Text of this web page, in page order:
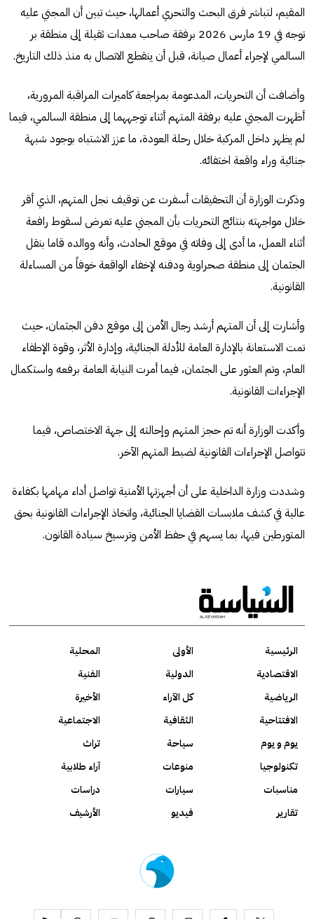
المقيم، لتباشر فرق البحث والتحري أعمالها، حيث تبين أن المجني عليه
توجه في 19 مارس 2026 برفقة صاحب معدات ثقيلة إلى منطقة بر
السالمي لإجراء أعمال صيانة، قبل أن ينقطع الاتصال به منذ ذلك التاريخ.
وأضافت أن التحريات، المدعومة بمراجعة كاميرات المراقبة المرورية،
أظهرت المجني عليه برفقة المتهم أثناء توجههما إلى منطقة السالمي، فيما
لم يظهر داخل المركبة خلال رحلة العودة، ما عزز الاشتباه بوجود شبهة
جنائية وراء واقعة اختفائه.
وذكرت الوزارة أن التحقيقات أسفرت عن توقيف نجل المتهم، الذي أقر
خلال مواجهته بنتائج التحريات بأن المجني عليه تعرض لسقوط رافعة
أثناء العمل، ما أدى إلى وفاته في موقع الحادث، وأنه ووالده قاما بنقل
الجثمان إلى منطقة صحراوية ودفنه لإخفاء الواقعة خوفاً من المساءلة
القانونية.
وأشارت إلى أن المتهم أرشد رجال الأمن إلى موقع دفن الجثمان، حيث
تمت الاستعانة بالإدارة العامة للأدلة الجنائية، وإدارة الأثر، وقوة الإطفاء
العام، وتم العثور على الجثمان، فيما أمرت النيابة العامة برفعه واستكمال
الإجراءات القانونية.
وأكدت الوزارة أنه تم حجز المتهم وإحالته إلى جهة الاختصاص، فيما
تتواصل الإجراءات القانونية لضبط المتهم الآخر.
وشددت وزارة الداخلية على أن أجهزتها الأمنية تواصل أداء مهامها بكفاءة
عالية في كشف ملابسات القضايا الجنائية، واتخاذ الإجراءات القانونية بحق
المتورطين فيها، بما يسهم في حفظ الأمن وترسيخ سيادة القانون.
الرئيسية الأولى
المحلية
الاقتصادية
الدولية
الفنية
الرياضية
كل الآراء
الأخيرة
الافتتاحية
الثقافية
الاجتماعية
يوم و يوم
سياحة
تراث
تكنولوجيا
منوعات
آراء طلابية
مناسبات
سيارات
دراسات
تقارير
فيديو الأرشيف